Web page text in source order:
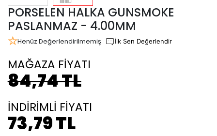
PORSELEN HALKA GUNSMOKE
PASLANMAZ - 4.00MM
Henüz Değerlendirilmemiş İlk Sen Değerlendir
MAĞAZA FİYATI
84,74 TL
İNDİRİMLİ FİYATI
73,79 TL